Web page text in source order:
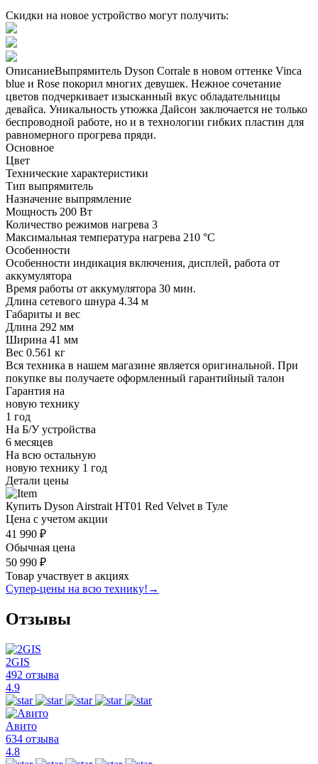
Скидки на новое устройство могут получить:
ОписаниеВыпрямитель Dyson Corrale в новом оттенке Vinca
blue и Rose покорил многих девушек. Нежное сочетание
цветов подчеркивает изысканный вкус обладательницы
девайса. Уникальность утюжка Дайсон заключается не только
беспроводной работе, но и в технологии гибких пластин для
равномерного прогрева пряди.
Основное
Цвет
Технические характеристики
Тип выпрямитель
Назначение выпрямление
Мощность 200 Вт
Количество режимов нагрева 3
Максимальная температура нагрева 210 °C
Особенности
Особенности индикация включения, дисплей, работа от
аккумулятора
Время работы от аккумулятора 30 мин.
Длина сетевого шнура 4.34 м
Габариты и вес
Длина 292 мм
Ширина 41 мм
Вес 0.561 кг
Вся техника в нашем магазине является оригинальной. При
покупке вы получаете оформленный гарантийный талон
Гарантия на
новую технику
1 год
На Б/У устройства
6 месяцев
На всю остальную
новую технику 1 год
Детали цены
Купить Dyson Airstrait HT01 Red Velvet в Туле
Цена с учетом акции
41 990 ₽
Обычная цена
50 990 ₽
Товар участвует в акциях
Супер-цены на всю технику! →
Отзывы
2GIS
492 отзыва
4.9
Авито
634 отзыва
4.8